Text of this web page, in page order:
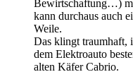
Bewirtschaftung…)
kann durchaus auch
Weile.
Das klingt traumhaft,
dem Elektroauto
alten Käfer Cabrio.